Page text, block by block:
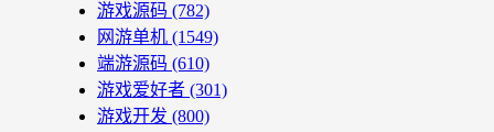
游戏源码 (782)
网游单机 (1549)
端游源码 (610)
游戏爱好者 (301)
游戏开发 (800)